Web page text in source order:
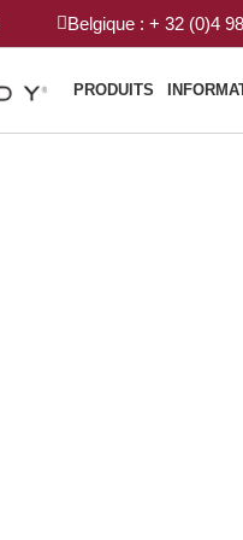
Belgique : + 32 (0)4
PRODUITS